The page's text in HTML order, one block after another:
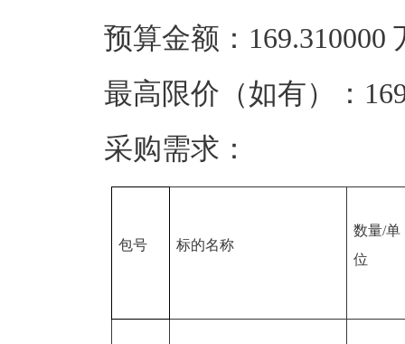
预算金额：169.310000
最高限价（如有）：
采购需求：
包号 标的名称
数量/单
位